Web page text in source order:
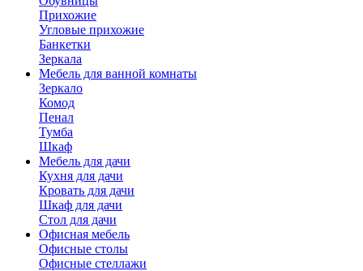
Прихожие
Угловые прихожие
Банкетки
Зеркала
Мебель для ванной комнаты
Зеркало
Комод
Пенал
Тумба
Шкаф
Мебель для дачи
Кухня для дачи
Кровать для дачи
Шкаф для дачи
Стол для дачи
Офисная мебель
Офисные столы
Офисные стеллажи